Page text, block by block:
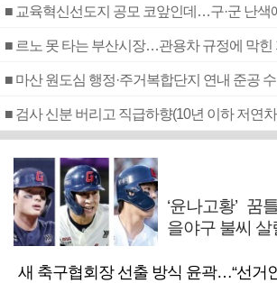
■ 교육혁신선도지 공모 코앞인데…구·군 난색
■ 르노 못 타는 부산시장…관용차 규정에 막힌
■ 마산 원도심 행정·주거복합단지 연내 준공
‘윤나고황’
을야구 불씨 살
새 축구협회장 선출 방식 윤곽…“선거